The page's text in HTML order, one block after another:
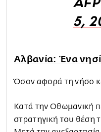
5,
Αλβανία: Ένα
Όσον αφορά τη νήσο
Κατά την Οθωμανική
στρατηγική του θέση